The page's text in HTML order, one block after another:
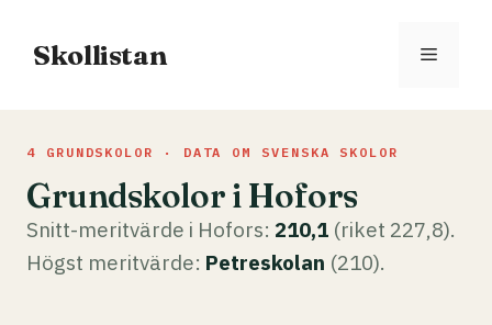
innehåll
Skollistan Meny
4 GRUNDSKOLOR · DATA OM SVENSKA SKOLOR
Grundskolor i Hofors
Snitt-meritvärde i Hofors: 210,1 (riket 227,8).
Högst meritvärde: Petreskolan (210).